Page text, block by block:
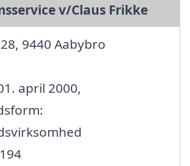
v/Claus Frikke
9440 Aabybro
april 2000,